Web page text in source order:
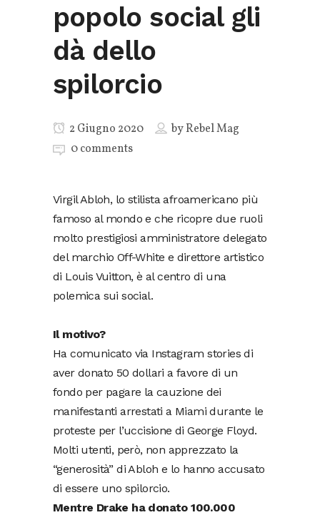
popolo social gli
dà dello
spilorcio
2 Giugno 2020 byRebel Mag
0 comments
Virgil Abloh, lo stilista afroamericano più
famoso al mondo e che ricopre due ruoli
molto prestigiosi amministratore delegato
del marchio Off-White e direttore artistico
di Louis Vuitton, è al centro di una
polemica sui social.
Il motivo?
Ha comunicato via Instagram stories di
aver donato 50 dollari a favore di un
fondo per pagare la cauzione dei
manifestanti arrestati a Miami durante le
proteste per l’uccisione di George Floyd.
Molti utenti, però, non apprezzato la
“generosità” di Abloh e lo hanno accusato
di essere uno spilorcio.
Mentre Drake ha donato 100.000